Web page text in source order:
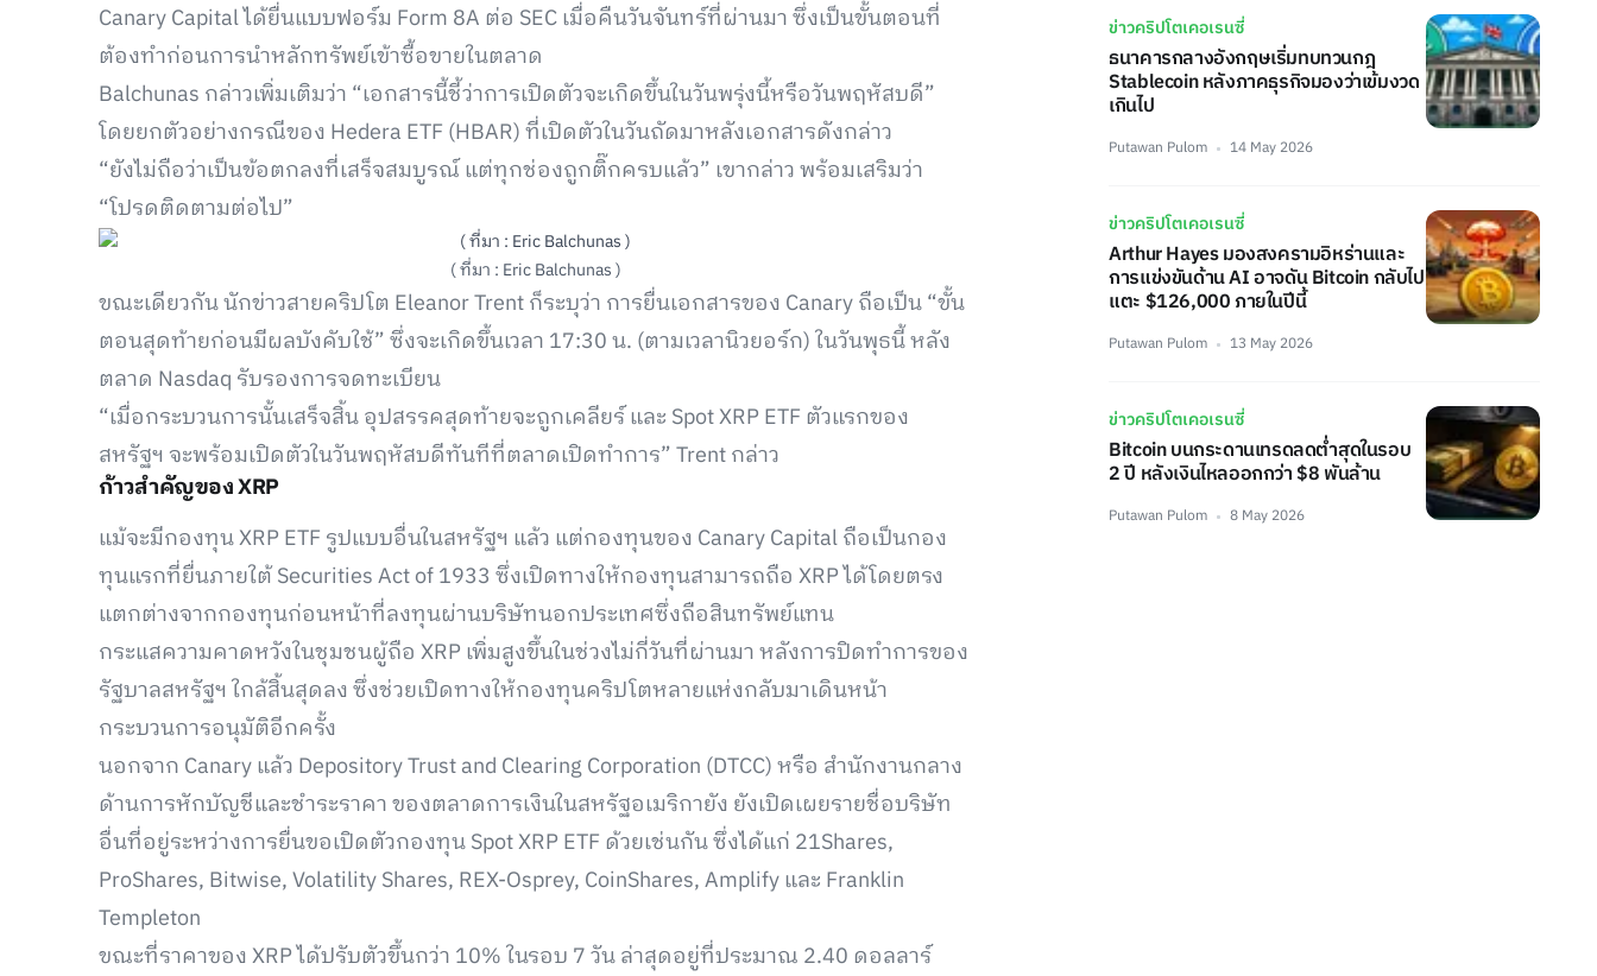
Canary Capital ได้ยื่นแบบฟอร์ม Form 8A ต่อ SEC เมื่อคืนวันจันทร์ที่ผ่านมา ซึ่งเป็นขั้นตอนที่
ต้องทำก่อนการนำหลักทรัพย์เข้าซื้อขายในตลาด
Balchunas กล่าวเพิ่มเติมว่า “เอกสารนี้ชี้ว่าการเปิดตัวจะเกิดขึ้นในวันพรุ่งนี้หรือวันพฤหัสบดี”
โดยยกตัวอย่างกรณีของ Hedera ETF (HBAR) ที่เปิดตัวในวันถัดมาหลังเอกสารดังกล่าว
“ยังไม่ถือว่าเป็นข้อตกลงที่เสร็จสมบูรณ์ แต่ทุกช่องถูกติ๊กครบแล้ว” เขากล่าว พร้อมเสริมว่า
“โปรดติดตามต่อไป”
( ที่มา : Eric Balchunas )
ขณะเดียวกัน นักข่าวสายคริปโต Eleanor Trent ก็ระบุว่า การยื่นเอกสารของ Canary ถือเป็น “ขั้น
ตอนสุดท้ายก่อนมีผลบังคับใช้” ซึ่งจะเกิดขึ้นเวลา 17:30 น. (ตามเวลานิวยอร์ก) ในวันพุธนี้ หลัง
ตลาด Nasdaq รับรองการจดทะเบียน
“เมื่อกระบวนการนั้นเสร็จสิ้น อุปสรรคสุดท้ายจะถูกเคลียร์ และ Spot XRP ETF ตัวแรกของ
สหรัฐฯ จะพร้อมเปิดตัวในวันพฤหัสบดีทันทีที่ตลาดเปิดทำการ” Trent กล่าว
ก้าวสำคัญของ XRP
แม้จะมีกองทุน XRP ETF รูปแบบอื่นในสหรัฐฯ แล้ว แต่กองทุนของ Canary Capital ถือเป็นกอง
ทุนแรกที่ยื่นภายใต้ Securities Act of 1933 ซึ่งเปิดทางให้กองทุนสามารถถือ XRP ได้โดยตรง
แตกต่างจากกองทุนก่อนหน้าที่ลงทุนผ่านบริษัทนอกประเทศซึ่งถือสินทรัพย์แทน
กระแสความคาดหวังในชุมชนผู้ถือ XRP เพิ่มสูงขึ้นในช่วงไม่กี่วันที่ผ่านมา หลังการปิดทำการของ
รัฐบาลสหรัฐฯ ใกล้สิ้นสุดลง ซึ่งช่วยเปิดทางให้กองทุนคริปโตหลายแห่งกลับมาเดินหน้า
กระบวนการอนุมัติอีกครั้ง
นอกจาก Canary แล้ว Depository Trust and Clearing Corporation (DTCC) หรือ สำนักงานกลาง
ด้านการหักบัญชีและชำระราคา ของตลาดการเงินในสหรัฐอเมริกายัง ยังเปิดเผยรายชื่อบริษัท
อื่นที่อยู่ระหว่างการยื่นขอเปิดตัวกองทุน Spot XRP ETF ด้วยเช่นกัน ซึ่งได้แก่ 21Shares,
ProShares, Bitwise, Volatility Shares, REX-Osprey, CoinShares, Amplify และ Franklin
Templeton
ขณะที่ราคาของ XRP ได้ปรับตัวขึ้นกว่า 10% ในรอบ 7 วัน ล่าสุดอยู่ที่ประมาณ 2.40 ดอลลาร์
ข่าวคริปโตเคอเรนซี่
ธนาคารกลางอังกฤษเริ่มทบทวนกฎ
Stablecoin หลังภาคธุรกิจมองว่าเข้มงวด
เกินไป
Putawan Pulom 14 May 2026
ข่าวคริปโตเคอเรนซี่
Arthur Hayes มองสงครามอิหร่านและ
การแข่งขันด้าน AI อาจดัน Bitcoin กลับไป
แตะ $126,000 ภายในปีนี้
Putawan Pulom 13 May 2026
ข่าวคริปโตเคอเรนซี่
Bitcoin บนกระดานเทรดลดต่ำสุดในรอบ
2 ปี หลังเงินไหลออกกว่า $8 พันล้าน
Putawan Pulom 8 May 2026